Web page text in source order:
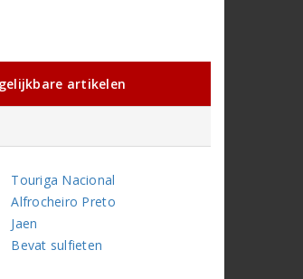
artikelen
Touriga Nacional
Alfrocheiro Preto
Jaen
Bevat sulfieten